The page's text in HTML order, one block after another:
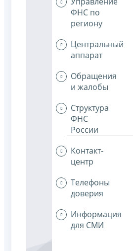
ФНС по
региону
Центральный
аппарат
Обращения
и жалобы
Структура
ФНС
России
Контакт-
центр
Телефоны
доверия
Информация
для СМИ